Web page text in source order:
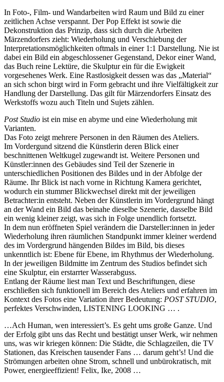
In Foto-, Film- und Wandarbeiten wird Raum und Bild zu einer
zeitlichen Achse verspannt. Der Pop Effekt ist sowie die
Dekonstruktion das Prinzip, dass sich durch die Arbeiten
Märzendorfers zieht: Wiederholung und Verschiebung der
Interpretationsmöglichkeiten oftmals in einer 1:1 Darstellung. Nie ist
dabei ein Bild ein abgeschlossener Gegenstand, Dekor einer Wand,
das Buch reine Lektüre, die Skulptur ein für die Ewigkeit
vorgesehenes Werk. Eine Rastlosigkeit dessen was das „Material“
an sich schon birgt wird in Form gebracht und ihre Vielfältigkeit zur
Handlung der Darstellung. Das gilt für Märzendorfers Einsatz des
Werkstoffs wozu auch Titeln und Sujets zählen.
Post Studio ist ein mise en abyme und eine Wiederholung mit
Varianten.
Das Foto zeigt mehrere Personen in den Räumen des Ateliers.
Im Vordergund sitzend die Künstlerin deren Blick einer
beschnittenen Weltkugel zugewandt ist. Weitere Personen und
Künstler:innen des Gebäudes sind Teil der Szenerie in
unterschiedlichen Positionen des Bildes und in der Abfolge der
Räume. Ihr Blick ist nach vorne in Richtung Kamera gerichtet,
wodurch ein stummer Blickwechsel direkt mit der jeweiligen
Betrachter:in entsteht. Neben der Künstlerin im Vordergrund hängt
an der Wand ein Bild das beinahe dieselbe Szenerie, dasselbe Bild
ein wenig kleiner zeigt, was sich in Folge unendlich fortsetzt.
In dem nun eröffneten Spiel verändern die Darsteller:innen in jeder
Wiederholung ihren räumlichen Standpunkt immer kleiner werdend
des im Vordergrund hängenden Bildes im Bild, bis dieses
unkenntlich ist: Ebene für Ebene, im Rhythmus der Wiederholung.
In der jeweiligen Bildmitte im Zentrum des Studios befindet sich
eine Skulptur, ein erstarrter Wasserabguss.
Entlang der Räume liest man Text und Beschriftungen, diese
erschließen sich funktionell im Bereich des Ateliers und erfahren im
Kontext des Fotos eine Variation ihrer Bedeutung: POST STUDIO,
perfektes Verschwinden, LISTENING LOOKING … .
…Ach Human, wen interessiert’s. Es geht ums große Ganze. Und
der Erfolg gibt uns das Recht und bestätigt unser Werk, wir nehmen
uns, was wir kriegen können: Die Städte, die Schlagzeilen, die TV
Stationen, das Kreischen tausender Fans … darum geht’s! Und die
Strömungen arbeiten ohne Strom, schnell und unbürokratisch, mit
Power, energieeffizient! Felix, Ike, 2008 …